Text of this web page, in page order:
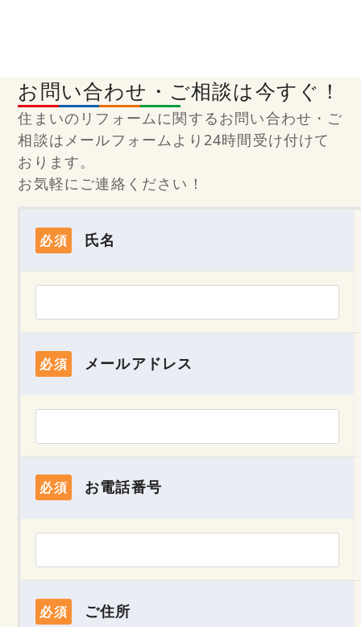
お問い合わせ・ご相談は今すぐ！
住まいのリフォームに関するお問い合わせ・ご
相談はメールフォームより24時間受け付けて
おります。
お気軽にご連絡ください！
必須 氏名
必須 メールアドレス
必須 お電話番号
必須 ご住所